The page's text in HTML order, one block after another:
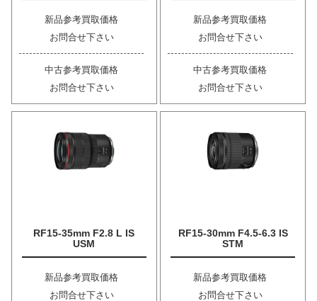
新品参考買取価格
お問合せ下さい
中古参考買取価格
お問合せ下さい
新品参考買取価格
お問合せ下さい
中古参考買取価格
お問合せ下さい
RF15-35mm F2.8 L IS
USM
新品参考買取価格
お問合せ下さい
RF15-30mm F4.5-6.3 IS
STM
新品参考買取価格
お問合せ下さい